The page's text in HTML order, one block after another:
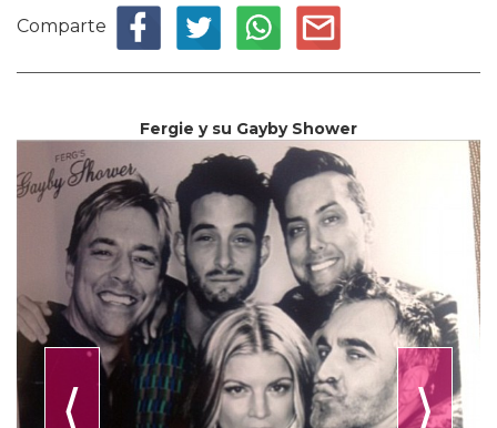
Comparte
Fergie y su Gayby Shower
⟨ ⟩